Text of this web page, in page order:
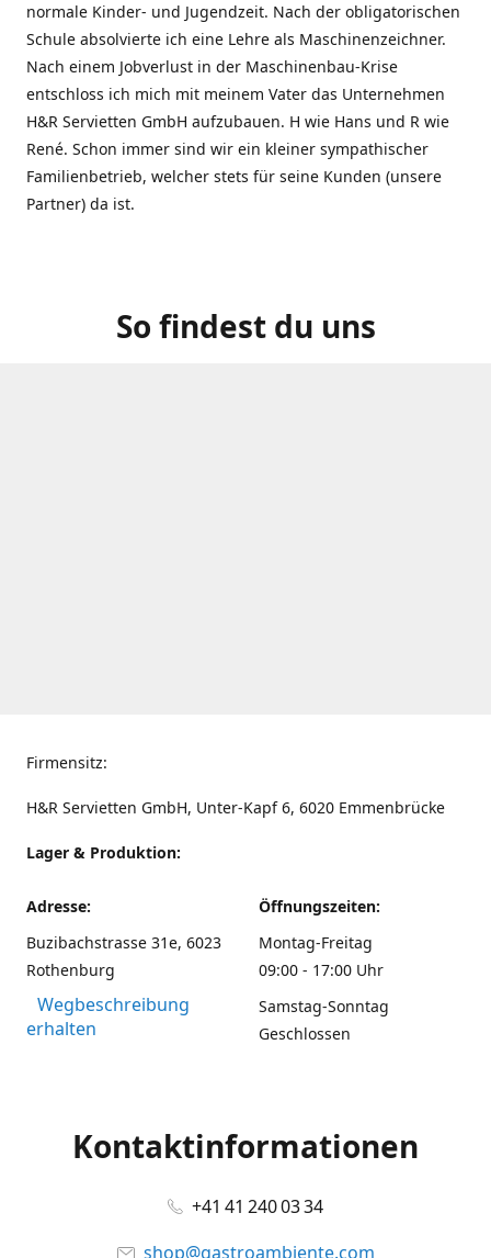
normale Kinder- und Jugendzeit. Nach der obligatorischen
Schule absolvierte ich eine Lehre als Maschinenzeichner.
Nach einem Jobverlust in der Maschinenbau-Krise
entschloss ich mich mit meinem Vater das Unternehmen
H&R Servietten GmbH aufzubauen. H wie Hans und R wie
René. Schon immer sind wir ein kleiner sympathischer
Familienbetrieb, welcher stets für seine Kunden (unsere
Partner) da ist.
So findest du uns
Firmensitz:
H&R Servietten GmbH, Unter-Kapf 6, 6020 Emmenbrücke
Lager & Produktion:
Adresse:
Buzibachstrasse 31e, 6023
Rothenburg
Wegbeschreibung
erhalten
Öffnungszeiten:
Montag-Freitag
09:00 - 17:00 Uhr
Samstag-Sonntag
Geschlossen
Kontaktinformationen
+41 41 240 03 34
shop@gastroambiente.com